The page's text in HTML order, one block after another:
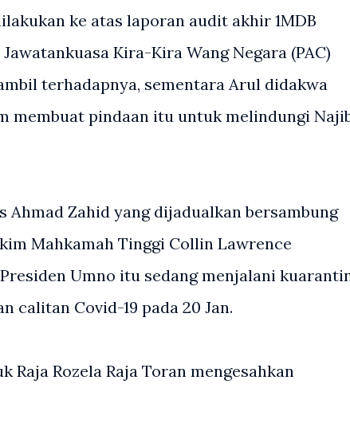
ke atas laporan audit akhir 1MDB
Kira-Kira Wang Negara (PAC)
terhadapnya, sementara Arul didakwa
membuat pindaan itu untuk melindungi
Ahmad Zahid yang dijadualkan bersambung
Mahkamah Tinggi Collin Lawrence
Umno itu sedang menjalani
calitan Covid-19 pada 20 Jan.
Raja Rozela Raja Toran mengesahkan